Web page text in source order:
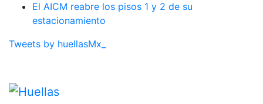
El AICM reabre los pisos 1 y 2 de su
estacionamiento
Tweets by huellasMx_